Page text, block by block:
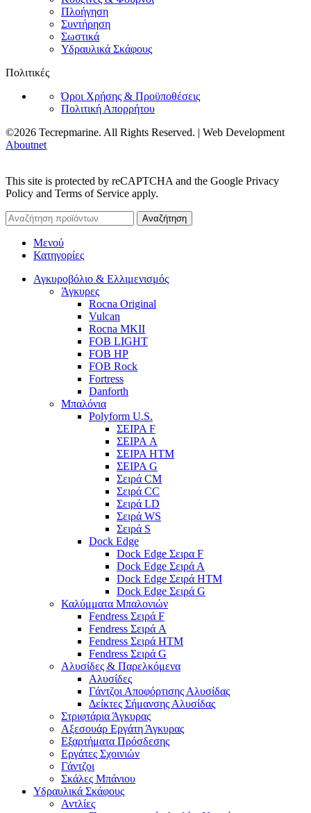
Πλοήγηση
Συντήρηση
Σωστικά
Υδραυλικά Σκάφους
Πολιτικές
Όροι Χρήσης & Προϋποθέσεις
Πολιτική Απορρήτου
©2026 Tecrepmarine. All Rights Reserved. | Web Development
Aboutnet
This site is protected by reCAPTCHA and the Google Privacy
Policy and Terms of Service apply.
Αναζήτηση
Μενού
Κατηγορίες
Αγκυροβόλιο & Ελλιμενισμός
Άγκυρες
Rocna Original
Vulcan
Rocna MKII
FOB LIGHT
FOB HP
FOB Rock
Fortress
Danforth
Μπαλόνια
Polyform U.S.
ΣΕΙΡΑ F
ΣΕΙΡΑ A
ΣΕΙΡΑ HTM
ΣΕΙΡΑ G
Σειρά CM
Σειρά CC
Σειρά LD
Σειρά WS
Σειρά S
Dock Edge
Dock Edge Σειρα F
Dock Edge Σειρά Α
Dock Edge Σειρά HTM
Dock Edge Σειρά G
Καλύμματα Μπαλονιών
Fendress Σειρά F
Fendress Σειρά A
Fendress Σειρά HTM
Fendress Σειρά G
Αλυσίδες & Παρελκόμενα
Αλυσίδες
Γάντζοι Αποφόρτισης Αλυσίδας
Δείκτες Σήμανσης Αλυσίδας
Στριφτάρια Άγκυρας
Αξεσουάρ Εργάτη Άγκυρας
Εξαρτήματα Πρόσδεσης
Εργάτες Σχοινιών
Γάντζοι
Σκάλες Μπάνιου
Υδραυλικά Σκάφους
Αντλίες